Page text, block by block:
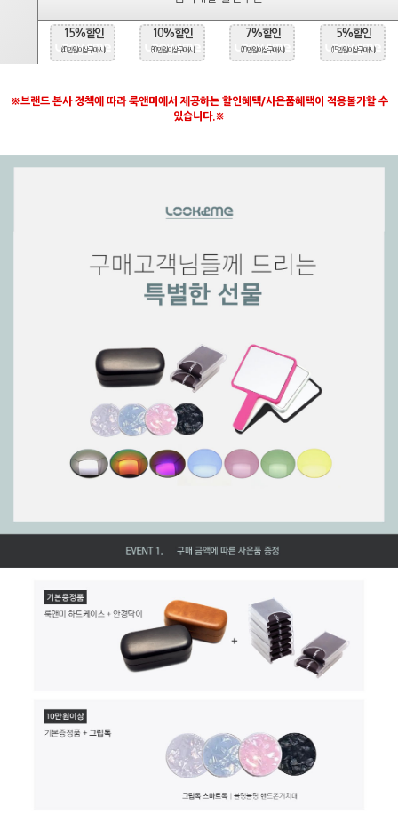
15%할인
(40만원 이상 구매시)
10%할인
(30만원 이상 구매시)
7%할인
(20만원 이상 구매시)
5%할인
(15만원 이상 구매시)
※브랜드 본사 정책에 따라 룩앤미에서 제공하는 할인혜택/사은품혜택이 적용불가할 수
있습니다.※